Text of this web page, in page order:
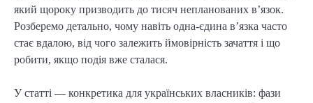
який щороку призводить до тисяч непланованих в’язок.
Розберемо детально, чому навіть одна-єдина в’язка часто
стає вдалою, від чого залежить ймовірність зачаття і що
робити, якщо подія вже сталася.
У статті — конкретика для українських власників: фази